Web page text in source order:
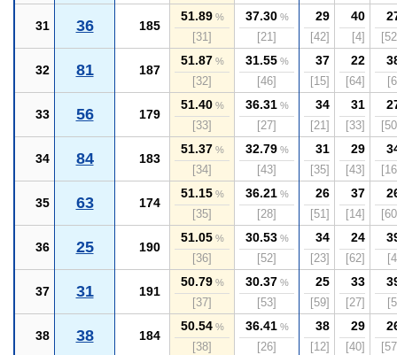
31 36 185
51.89%
[31]
37.30%
[21]
29
[42]
40
[4]
32 81 187
51.87%
[32]
31.55%
[46]
37
[15]
22
[64]
33 56 179
51.40%
[33]
36.31%
[27]
34
[21]
31
[33]
34 84 183
51.37%
[34]
32.79%
[43]
31
[35]
29
[43]
35 63 174
51.15%
[35]
36.21%
[28]
26
[51]
37
[14]
36 25 190
51.05%
[36]
30.53%
[52]
34
[23]
24
[62]
37 31 191
50.79%
[37]
30.37%
[53]
25
[59]
33
[27]
38 38 184
50.54%
[38]
36.41%
[26]
38
[12]
29
[40]